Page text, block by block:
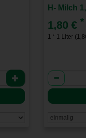
H- Milch
1,80 € *
1 * 1 Liter
Anzahl